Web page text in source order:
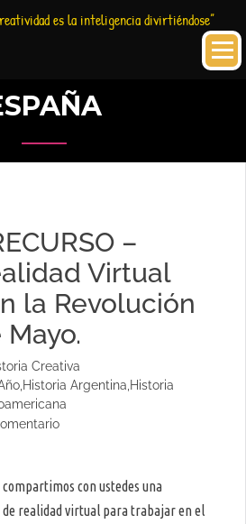
es la inteligencia divirtiéndose”
–
Virtual
la Revolución
Mayo.
Creativa
,Historia Argentina,Historia
compartimos con ustedes una
realidad virtual para trabajar en el